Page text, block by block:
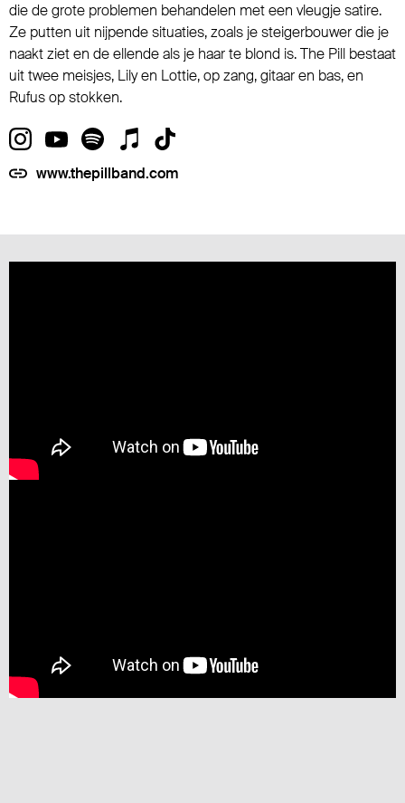
die de grote problemen behandelen met een vleugje satire.
Ze putten uit nijpende situaties, zoals je steigerbouwer die je
naakt ziet en de ellende als je haar te blond is. The Pill bestaat
uit twee meisjes, Lily en Lottie, op zang, gitaar en bas, en
Rufus op stokken.
www.thepillband.com